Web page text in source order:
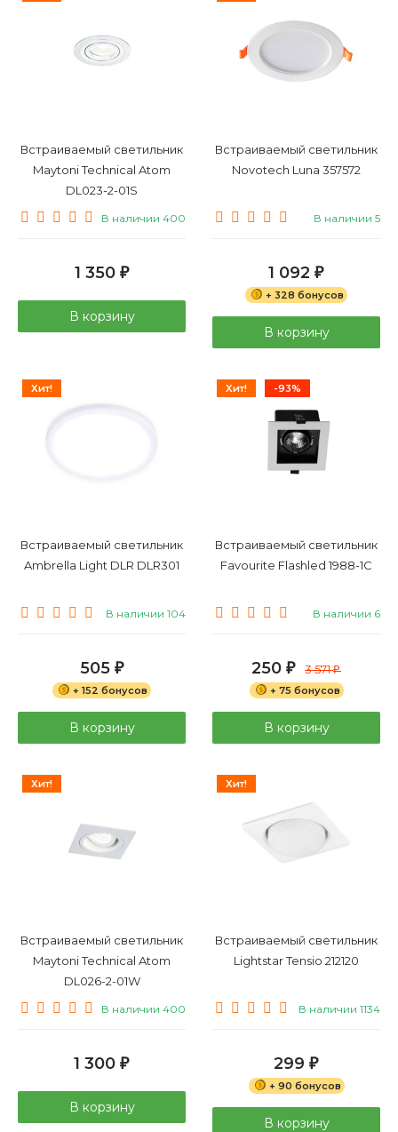
Встраиваемый светильник
Maytoni Technical Atom
DL023-2-01S
В наличии 400
1 350 ₽
В корзину
Встраиваемый светильник
Novotech Luna 357572
В наличии 5
1 092 ₽
+ 328 бонусов
В корзину
Хит!
Встраиваемый светильник
Ambrella Light DLR DLR301
В наличии 104
505 ₽
+ 152 бонусов
В корзину
Хит! -93%
Встраиваемый светильник
Favourite Flashled 1988-1C
В наличии 6
250 ₽ 3 571₽
+ 75 бонусов
В корзину
Хит!
Встраиваемый светильник
Maytoni Technical Atom
DL026-2-01W
В наличии 400
1 300 ₽
В корзину
Хит!
Встраиваемый светильник
Lightstar Tensio 212120
В наличии 1134
299 ₽
+ 90 бонусов
В корзину